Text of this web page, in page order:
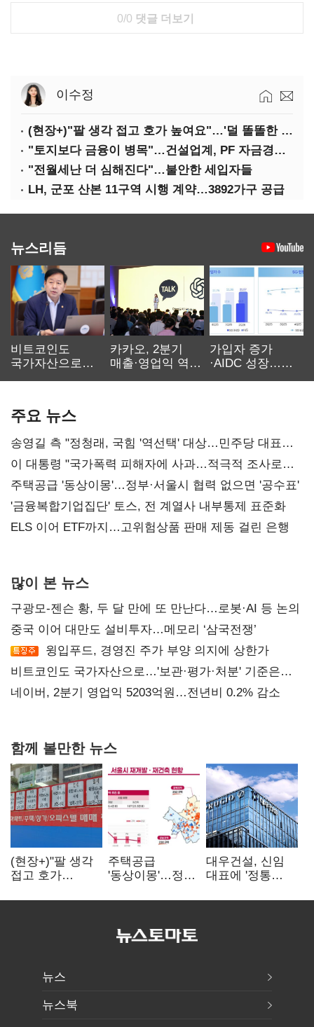
0/0 댓글 더보기
이수정
(현장+)"팔 생각 접고 호가 높여요"…'덜 똘똘한 한 채' 20억 키맞추기
"토지보다 금융이 병목"…건설업계, PF 자금경색 해소 목소리
"전월세난 더 심해진다"…불안한 세입자들
LH, 군포 산본 11구역 시행 계약…3892가구 공급
뉴스리듬
비트코인도
국가자산으로…'
카카오, 2분기
매출·영업익 역대
가입자 증가
·AIDC 성장…
주요 뉴스
송영길 측 "정청래, 국힘 '역선택' 대상…민주당 대표로
총선 지휘 못해"
이 대통령 "국가폭력 피해자에 사과…적극적 조사로
진실 밝혀야"
주택공급 '동상이몽'…정부·서울시 협력 없으면 '공수표'
'금융복합기업집단' 토스, 전 계열사 내부통제 표준화
ELS 이어 ETF까지…고위험상품 판매 제동 걸린 은행
많이 본 뉴스
구광모-젠슨 황, 두 달 만에 또 만난다…로봇·AI 등 논의
중국 이어 대만도 설비투자…메모리 ‘삼국전쟁’
윙입푸드, 경영진 주가 부양 의지에 상한가
비트코인도 국가자산으로…'보관·평가·처분' 기준은
숙제
네이버, 2분기 영업익 5203억원…전년비 0.2% 감소
함께 볼만한 뉴스
(현장+)"팔 생각
접고 호가
똘똘한 한 채'
주택공급
'동상이몽'…정부
없으면 '공수표'
대우건설, 신임
대표에 '정통
부사장 내정
뉴스
뉴스북